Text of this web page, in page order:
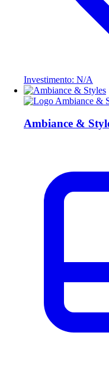
Investimento: N/A
Ambiance &